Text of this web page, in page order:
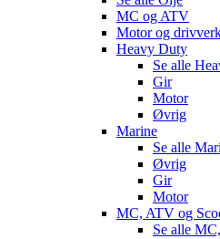
MC og ATV
Motor og
Heavy Duty
Se alle
Gir
Motor
Øvrig
Marine
Se alle
Øvrig
Gir
Motor
MC, ATV og
Se alle